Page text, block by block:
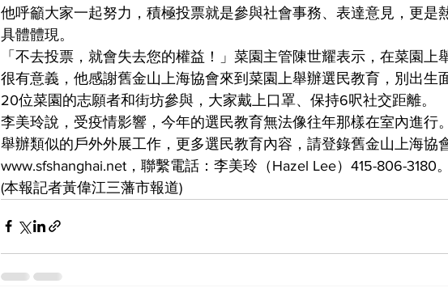
他呼籲大家一起努力，積極投票就是參與社會事務、表達意見，更是
具體體現。
「不去投票，就會失去您的權益！」菜園主管陳世耀表示，在菜園上
很有意義，他感謝舊金山上海協會來到菜園上舉辦選民教育，別出生
20位菜園的志願者和街坊參與，大家戴上口罩、保持6呎社交距離。
李美玲說，受疫情影響，今年的選民教育無法像往年那樣在室內進行
舉辦類似的戶外外展工作，更多選民教育內容，請登錄舊金山上海協
www.sfshanghai.net，聯繫電話：李美玲（Hazel Lee）415-806-3180。
(本報記者黃偉江三藩市報道)